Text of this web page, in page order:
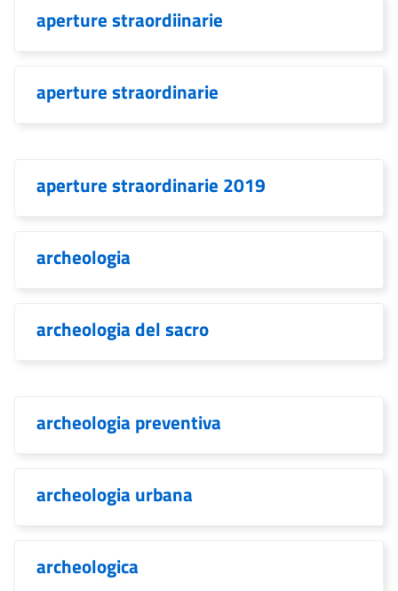
aperture straordiinarie
aperture straordinarie
aperture straordinarie 2019
archeologia
archeologia del sacro
archeologia preventiva
archeologia urbana
archeologica